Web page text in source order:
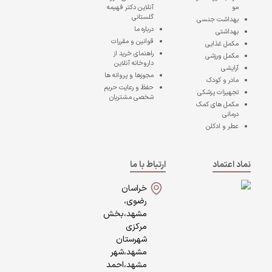
مو
بهداشت جنسی
بهداشتی
مکمل غذایی
مکمل ورزشی
آرایشی
مادر و کودک
تجهیزات پزشکی
مکمل های کمک
درمانی
عطر و ادکلن
آنلاین دکتر فهیمه
گلستانی
درباره ما
قوانین و مقررات
راهنمای خرید از
داروخانه آنلاین
مجوزها و پروانه ها
حفظ و رعایت حریم
شخصی مشتریان
نماد اعتماد
ارتباط با ما
خراسان
رضوی،
مشهد،بخش
مرکزی
شهرستان
مشهد،شهر
مشهد،احمد